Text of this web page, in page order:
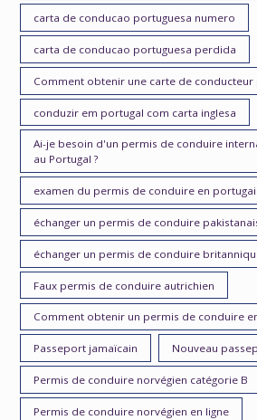
carta de conducao portuguesa numero
carta de conducao portuguesa perdida
Comment obtenir une carte de conducteur
conduzir em portugal com carta inglesa
Ai-je besoin d'un permis de conduire
au Portugal ?
examen du permis de conduire en
échanger un permis de conduire
échanger un permis de conduire
Faux permis de conduire autrichien
Comment obtenir un permis de conduire
Passeport jamaïcain Nouveau
Permis de conduire norvégien catégorie B
Permis de conduire norvégien en ligne